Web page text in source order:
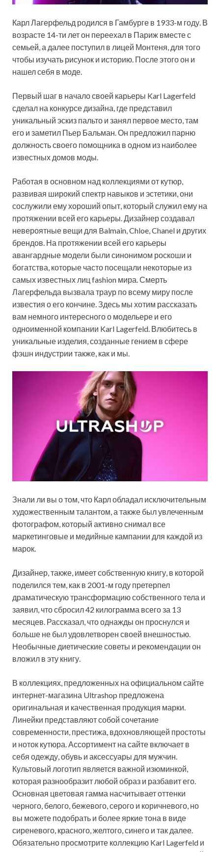
Карл Лагерфельд родился в Гамбурге в 1933-м году. В
возрасте 14-ти лет он переехал в Париж вместе с
семьей, а далее поступил в лицей Монтеня, для того
чтобы изучать рисунок и историю. После этого он и
нашел себя в моде.
Первый шаг в начало своей карьеры Karl Lagerfeld
сделал на конкурсе дизайна, где представил
уникальный эскиз пальто и занял первое место, там
его и заметил Пьер Бальман. Он предложил парню
должность своего помощника в одном из наиболее
известных домов моды.
Работая в основном над коллекциями от кутюр,
развивая широкий спектр навыков и эстетики, они
сослужили ему хороший опыт, который служил ему на
протяжении всей его карьеры. Дизайнер создавал
невероятные вещи для Balmain, Chloe, Chanel и других
брендов. На протяжении всей его карьеры
авангардные модели были синонимом роскоши и
богатства, которые часто посещали некоторые из
самых известных лиц fashion мира. Смерть
Лагерфельда вызвала траур по всему миру после
известия о его кончине. Здесь мы хотим рассказать
вам немного интересного о модельере и его
одноименной компании Karl Lagerfeld. Влюбитесь в
уникальные изделия, созданные гением в сфере
фэшн индустрии также, как и мы.
Знали ли вы о том, что Карл обладал исключительным
художественным талантом, а также был увлеченным
фотографом, который активно снимал все
маркетинговые и медийные кампании для каждой из
марок.
Дизайнер, также, имеет собственную книгу, в которой
поделился тем, как в 2001-м году претерпел
драматическую трансформацию собственного тела и
заявил, что сбросил 42 килограмма всего за 13
месяцев. Рассказал, что однажды он проснулся и
больше не был удовлетворен своей внешностью.
Необычные диетические советы и рекомендации он
вложил в эту книгу.
В коллекциях, предложенных на официальном сайте
интернет-магазина Ultrashop предложена
оригинальная и качественная продукция марки.
Линейки представляют собой сочетание
современности, престижа, вдохновляющей простоты
и ноток кутюра. Ассортимент на сайте включает в
себя одежду, обувь и аксессуары для мужчин.
Культовый логотип является важной изюминкой,
которая разнообразит любой образ и разбавит его.
Основная цветовая гамма насчитывает оттенки
черного, белого, бежевого, серого и коричневого, но
вы можете подобрать и более яркие тона в виде
сиреневого, красного, желтого, синего и так далее.
Обязательно просмотрите коллекцию Karl Lagerfeld и